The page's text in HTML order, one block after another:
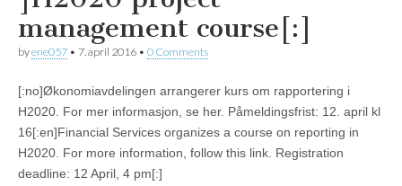
management course[:]
byene057 • 7. april 2016 • 0 Comments
[:no]Økonomiavdelingen arrangerer kurs om rapportering i
H2020. For mer informasjon, se her. Påmeldingsfrist: 12. april kl
16[:en]Financial Services organizes a course on reporting in
H2020. For more information, follow this link. Registration
deadline: 12 April, 4 pm[:]